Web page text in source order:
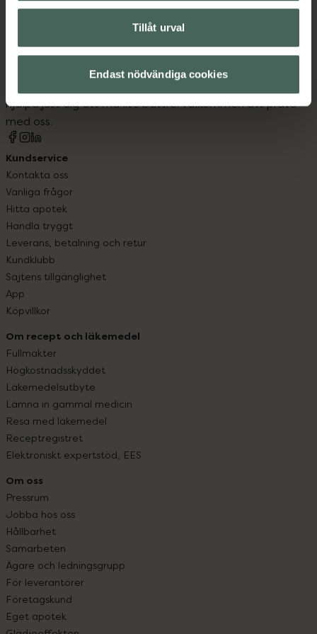
Tillåt urval
Endast nödvändiga cookies
Kronans Apotek finns här för dig. Du hittar oss från Skåne i
syd till Lappland i norr, och online i mobilen och på
datorn. Oavsett vem du är så är det vårt uppdrag att
hjälpa just dig att må lite bättre. Välkommen att prata
med oss.
Kundservice
Kontakta oss
Vanliga frågor
Hitta apotek
Handla tryggt
Leverans, betalning och retur
Kundklubb
Sajtens tillgänglighet
App
Köpvillkor
Om recept och läkemedel
Fullmakter
Högkostnadsskyddet
Läkemedelsutbyte
Lämna in gammal medicin
Resa med läkemedel
Receptregistret
Elektroniskt expertstöd, EES
Om oss
Pressrum
Jobba hos oss
Hållbarhet
Samarbeten
Ägare och ledningsgrupp
För leverantörer
Företagskund
Eget apotek